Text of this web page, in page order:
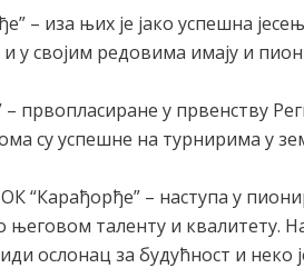
– иза њих је јако успешна
у својим редовима имају и
првопласиране у првенству
су успешне на турнирима у
– наступа у
таленту и квалитету.
ослонац за будућност и неко